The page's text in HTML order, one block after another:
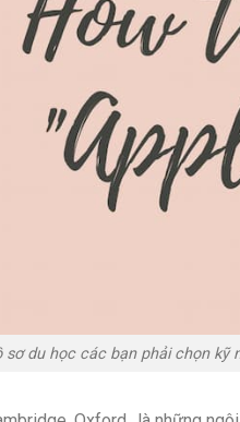
sơ du học các bạn phải chọn kỹ